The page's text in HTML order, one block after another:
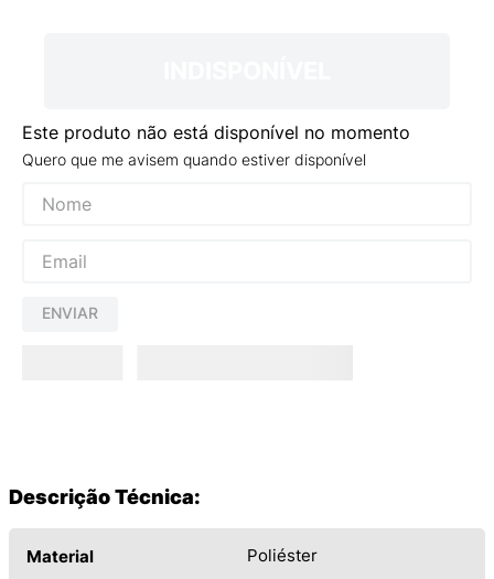
Este produto não está disponível no momento
Quero que me avisem quando estiver disponível
ENVIAR
Descrição Técnica:
Material Poliéster